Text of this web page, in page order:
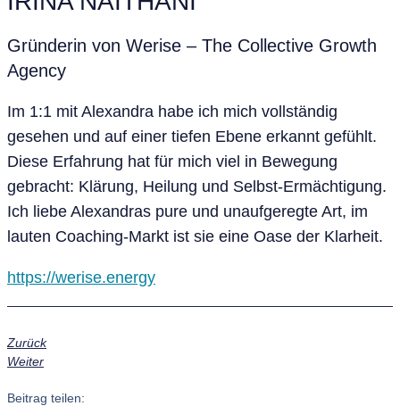
Gründerin von Werise – The Collective Growth
Agency
Im 1:1 mit Alexandra habe ich mich vollständig
gesehen und auf einer tiefen Ebene erkannt gefühlt.
Diese Erfahrung hat für mich viel in Bewegung
gebracht: Klärung, Heilung und Selbst-Ermächtigung.
Ich liebe Alexandras pure und unaufgeregte Art, im
lauten Coaching-Markt ist sie eine Oase der Klarheit.
https://werise.energy
Zurück
Weiter
Beitrag teilen: